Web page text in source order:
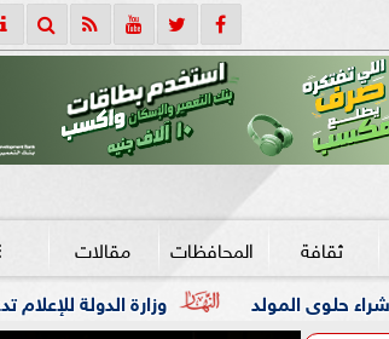
ثقافة المحافظات مقالات
وزارة الدولة للإعلام تدعو إلى